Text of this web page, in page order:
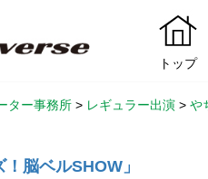
トップ
ター事務所 > レギュラー出演 > や
脳ベルSHOW」